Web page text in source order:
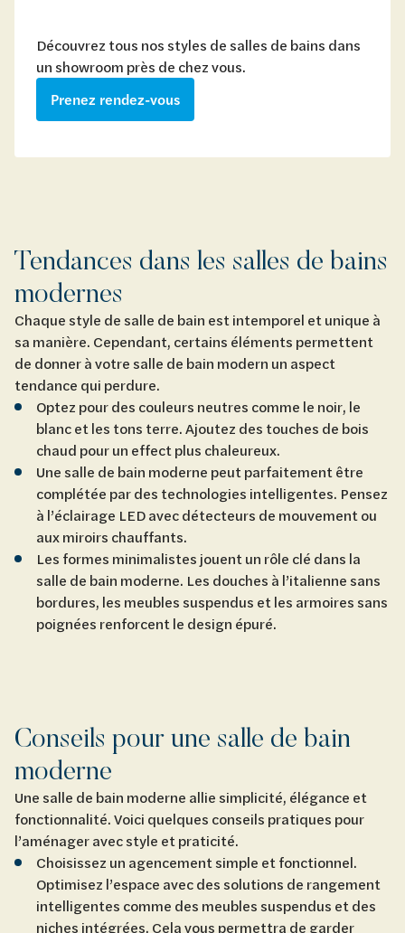
Découvrez tous nos styles de salles de bains dans
un showroom près de chez vous.
Prenez rendez-vous
Tendances dans les salles de bains
modernes
Chaque style de salle de bain est intemporel et unique à
sa manière. Cependant, certains éléments permettent
de donner à votre salle de bain modern un aspect
tendance qui perdure.
Optez pour des couleurs neutres comme le noir, le
blanc et les tons terre. Ajoutez des touches de bois
chaud pour un effect plus chaleureux.
Une salle de bain moderne peut parfaitement être
complétée par des technologies intelligentes. Pensez
à l’éclairage LED avec détecteurs de mouvement ou
aux miroirs chauffants.
Les formes minimalistes jouent un rôle clé dans la
salle de bain moderne. Les douches à l’italienne sans
bordures, les meubles suspendus et les armoires sans
poignées renforcent le design épuré.
Conseils pour une salle de bain
moderne
Une salle de bain moderne allie simplicité, élégance et
fonctionnalité. Voici quelques conseils pratiques pour
l’aménager avec style et praticité.
Choisissez un agencement simple et fonctionnel.
Optimisez l’espace avec des solutions de rangement
intelligentes comme des meubles suspendus et des
niches intégrées. Cela vous permettra de garder